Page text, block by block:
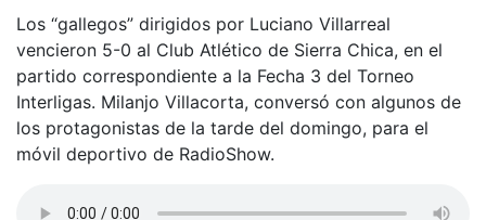
Los “gallegos” dirigidos por Luciano Villarreal
vencieron 5-0 al Club Atlético de Sierra Chica, en el
partido correspondiente a la Fecha 3 del Torneo
Interligas. Milanjo Villacorta, conversó con algunos de
los protagonistas de la tarde del domingo, para el
móvil deportivo de RadioShow.